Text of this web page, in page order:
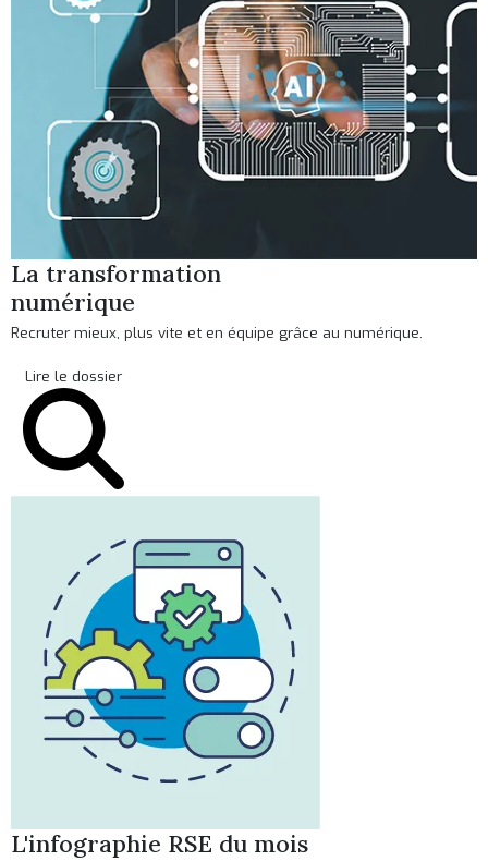
La transformation
numérique
Recruter mieux, plus vite et en équipe grâce au numérique.
Lire le dossier
L'infographie RSE du mois